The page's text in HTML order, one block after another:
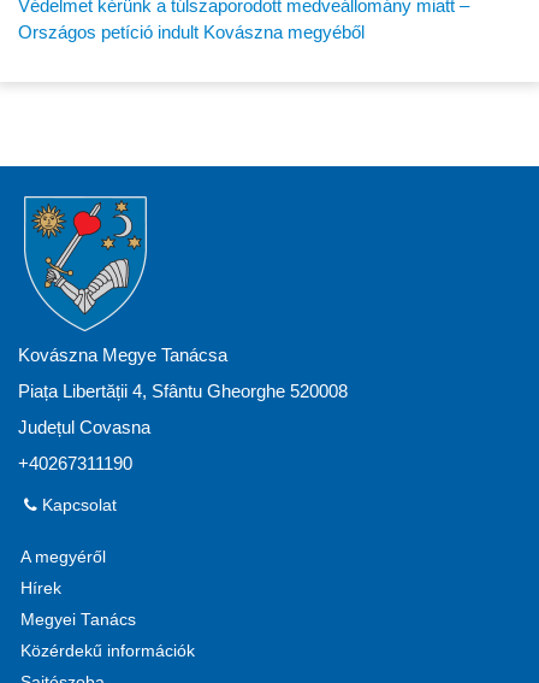
Védelmet kérünk a túlszaporodott medveállomány miatt –
Országos petíció indult Kovászna megyéből
Kovászna Megye Tanácsa
Piața Libertății 4, Sfântu Gheorghe 520008
Județul Covasna
+40267311190
Kapcsolat
A megyéről
Hírek
Megyei Tanács
Közérdekű információk